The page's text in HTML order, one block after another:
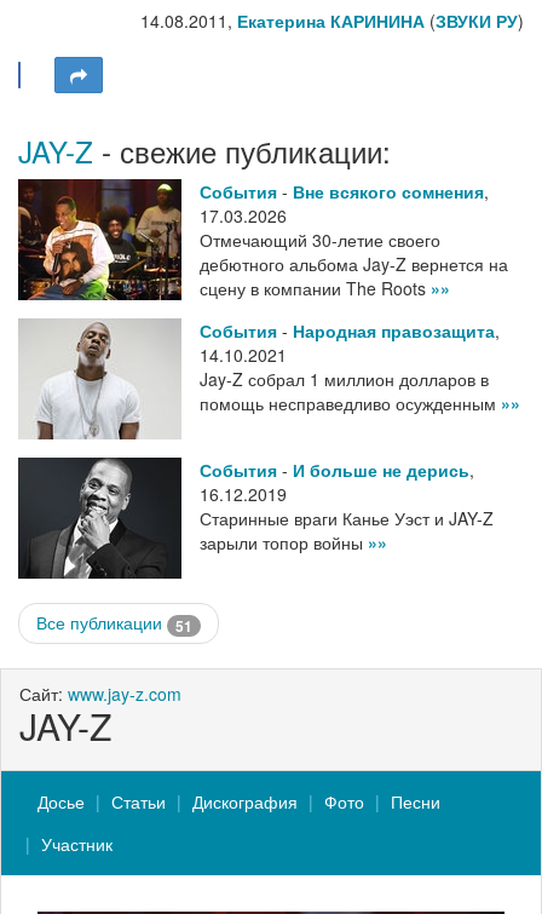
14.08.2011, Екатерина КАРИНИНА (ЗВУКИ РУ)
JAY-Z - свежие публикации:
События - Вне всякого сомнения,
17.03.2026
Отмечающий 30-летие своего
дебютного альбома Jay-Z вернется на
сцену в компании The Roots »»
События - Народная правозащита,
14.10.2021
Jay-Z собрал 1 миллион долларов в
помощь несправедливо осужденным »»
События - И больше не дерись,
16.12.2019
Старинные враги Канье Уэст и JAY-Z
зарыли топор войны »»
Все публикации 51
Сайт: www.jay-z.com
JAY-Z
Досье Статьи Дискография Фото
Песни
Участник